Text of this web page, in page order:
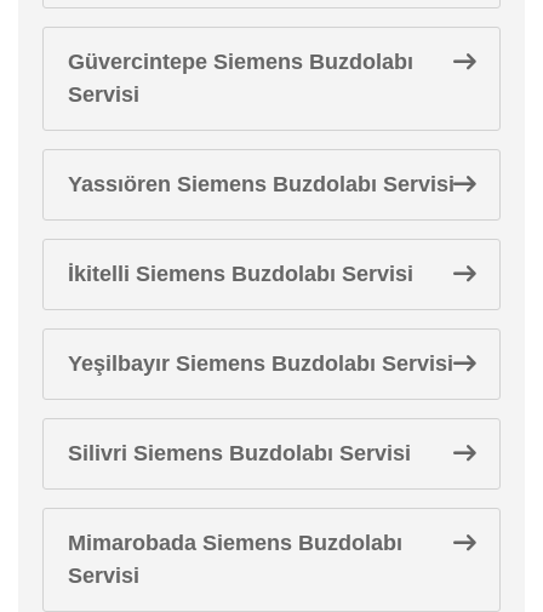
Güvercintepe Siemens Buzdolabı
Servisi
Yassıören Siemens Buzdolabı Servisi
İkitelli Siemens Buzdolabı Servisi
Yeşilbayır Siemens Buzdolabı Servisi
Silivri Siemens Buzdolabı Servisi
Mimarobada Siemens Buzdolabı
Servisi